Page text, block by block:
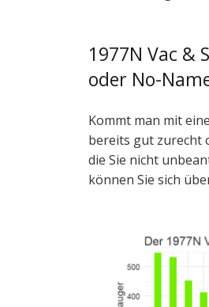
1977N Vac &
oder No-
Kommt man mit
bereits gut zurecht
die Sie nicht
können Sie sich